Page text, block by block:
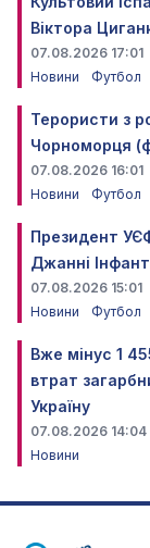
Віктора
07.08.2026 17:01
Новини
Футбол
Терористи з
Чорноморця
07.08.2026 16:01
Новини
Футбол
Президент
Джанні
07.08.2026 15:01
Новини
Футбол
Вже мінус 1
втрат
Україну
07.08.2026 14:04
Новини